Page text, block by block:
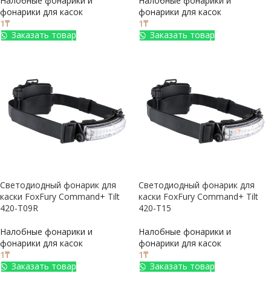
фонарики для касок
1₸
Заказать товар
фонарики для касок
1₸
Заказать товар
Светодиодный фонарик для
каски FoxFury Command+ Tilt
420-T09R
Налобные фонарики и
фонарики для касок
1₸
Заказать товар
Светодиодный фонарик для
каски FoxFury Command+ Tilt
420-T15
Налобные фонарики и
фонарики для касок
1₸
Заказать товар